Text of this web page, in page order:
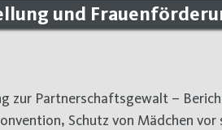
und
Schutz von Mädchen vor